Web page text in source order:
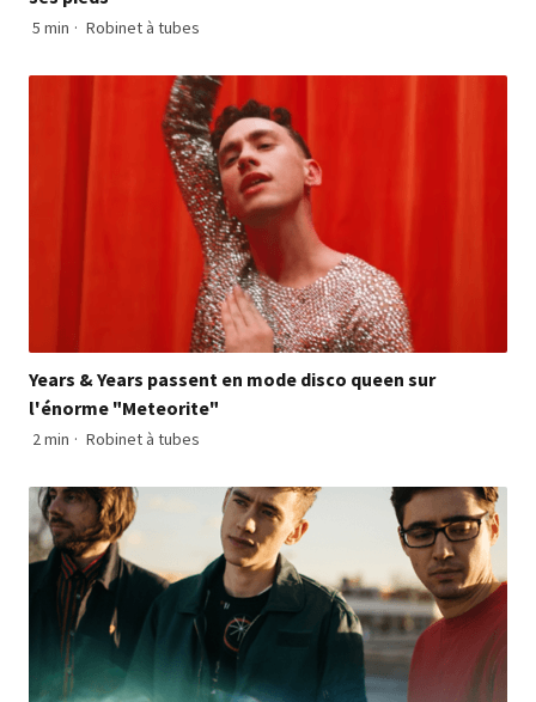
5 min · Robinet à tubes
Years & Years passent en mode disco queen sur
l'énorme "Meteorite"
2 min · Robinet à tubes